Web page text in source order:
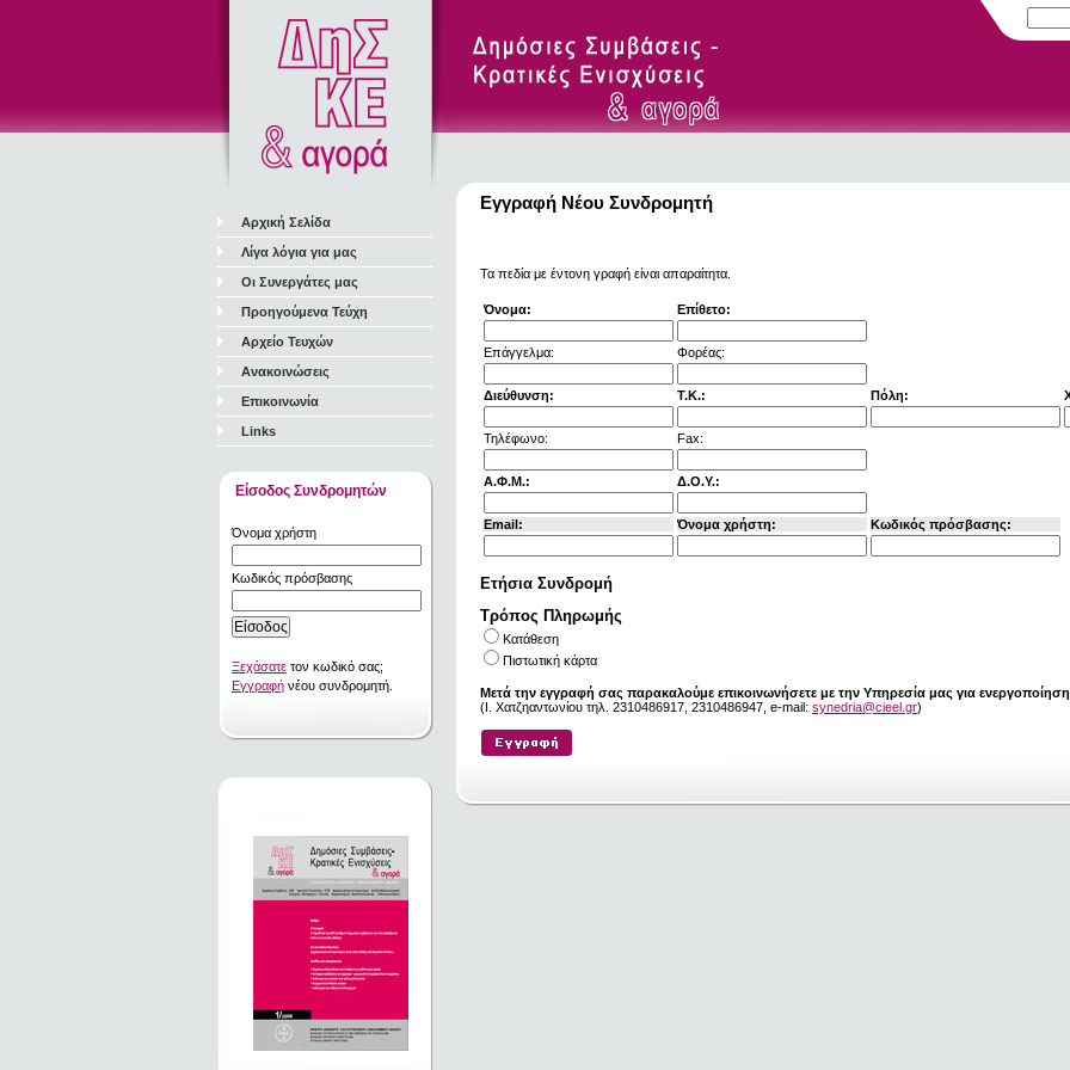
Αρχική Σελίδα
Λίγα λόγια για μας
Οι Συνεργάτες μας
Προηγούμενα Τεύχη
Αρχείο Τευχών
Ανακοινώσεις
Επικοινωνία
Links
Είσοδος Συνδρομητών
Όνομα χρήστη
Κωδικός πρόσβασης
Ξεχάσατε τον κωδικό σας;
Εγγραφή νέου συνδρομητή.
Εγγραφή Νέου Συνδρομητή
Τα πεδία με έντονη γραφή είναι απαραίτητα.
Όνομα: Επίθετο:
Επάγγελμα: Φορέας:
Διεύθυνση: Τ.Κ.: Πόλη:
Τηλέφωνο: Fax:
Α.Φ.Μ.: Δ.Ο.Υ.:
Email: Όνομα χρήστη: Κωδικός πρόσβασης:
Ετήσια Συνδρομή
Τρόπος Πληρωμής
Κατάθεση
Πιστωτική κάρτα
Μετά την εγγραφή σας παρακαλούμε επικοινωνήσετε με την Υπηρεσία μας για
(I. Χατζηαντωνίου τηλ. 2310486917, 2310486947, e-mail: synedria@cieel.gr)